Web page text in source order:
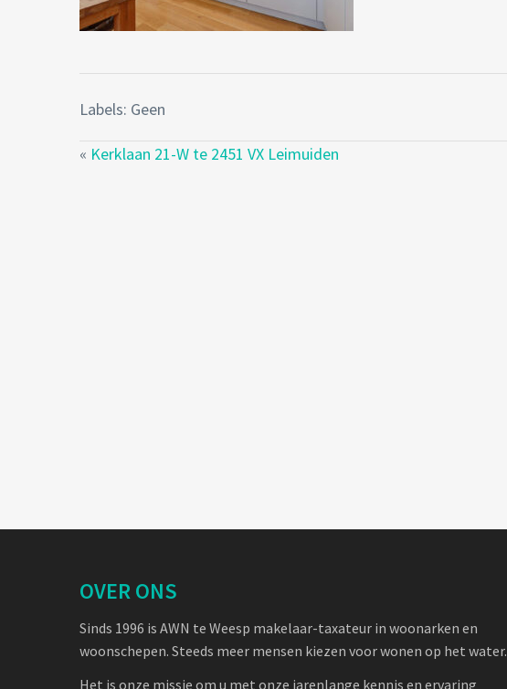
Labels: Geen
« Kerklaan 21-W te 2451 VX Leimuiden
OVER ONS
Sinds 1996 is AWN te Weesp makelaar-taxateur in woonarken en
woonschepen. Steeds meer mensen kiezen voor wonen op het water.
Het is onze missie om u met onze jarenlange kennis en ervaring